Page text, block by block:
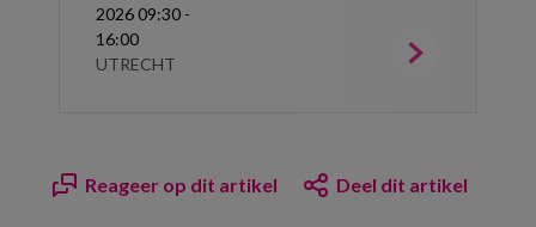
2026 09:30 -
16:00
UTRECHT
Reageer op dit artikel Deel dit artikel